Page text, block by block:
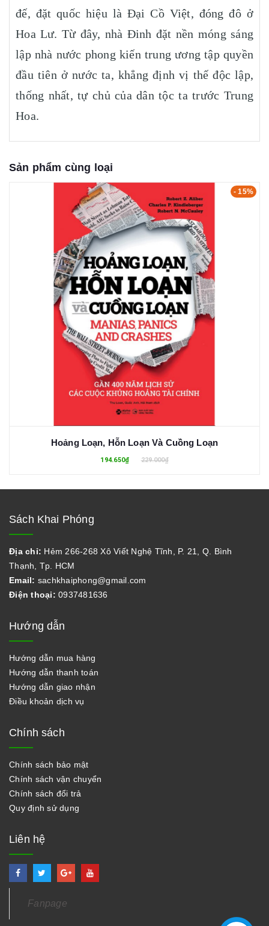
đế, đặt quốc hiệu là Đại Cồ Việt, đóng đô ở
Hoa Lư. Từ đây, nhà Đinh đặt nền móng sáng
lập nhà nước phong kiến trung ương tập quyền
đầu tiên ở nước ta, khẳng định vị thế độc lập,
thống nhất, tự chủ của dân tộc ta trước Trung
Hoa.
Sản phẩm cùng loại
- 15%
Hoảng Loạn, Hỗn Loạn Và Cuồng Loạn
194.650₫ 229.000₫
Sách Khai Phóng
Địa chỉ: Hẻm 266-268 Xô Viết Nghệ Tĩnh, P. 21, Q. Bình
Thạnh, Tp. HCM
Email: sachkhaiphong@gmail.com
Điện thoại: 0937481636
Hướng dẫn
Hướng dẫn mua hàng
Hướng dẫn thanh toán
Hướng dẫn giao nhận
Điều khoản dịch vụ
Chính sách
Chính sách bảo mật
Chính sách vận chuyển
Chính sách đổi trả
Quy định sử dụng
Liên hệ
Fanpage